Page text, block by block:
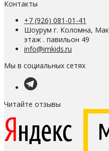
Контакты
+7 (926) 081-01-41
Шоурум г. Коломна,
этаж . павильон 49
info@imkids.ru
Мы в социальных сетях
Читайте отзывы